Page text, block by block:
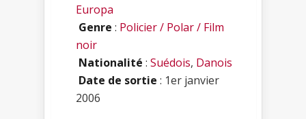
Europa
Genre : Policier / Polar / Film
noir
Nationalité : Suédois, Danois
Date de sortie : 1er janvier
2006